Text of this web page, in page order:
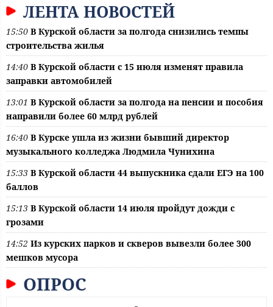
ЛЕНТА НОВОСТЕЙ
15:50 В Курской области за полгода снизились темпы
строительства жилья
14:40 В Курской области с 15 июля изменят правила
заправки автомобилей
13:01 В Курской области за полгода на пенсии и пособия
направили более 60 млрд рублей
16:40 В Курске ушла из жизни бывший директор
музыкального колледжа Людмила Чунихина
15:33 В Курской области 44 выпускника сдали ЕГЭ на 100
баллов
15:13 В Курской области 14 июля пройдут дожди с
грозами
14:52 Из курских парков и скверов вывезли более 300
мешков мусора
ОПРОС